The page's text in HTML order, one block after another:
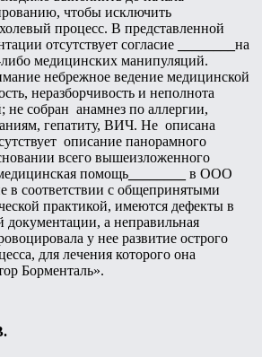
чтобы исключить
процесс. В представленной
отсутствует согласие
на
медицинских манипуляций.
небрежное ведение медицинской
неразборчивость и неполнота
не собран анамнез по аллергии,
гепатиту, ВИЧ. Не описана
описание панорамного
всего вышеизложенного
помощь
в ООО
в соответствии с общепринятыми
практикой, имеются дефекты в
документации, а неправильная
у нее развитие острого
для лечения которого она
Борменталь».